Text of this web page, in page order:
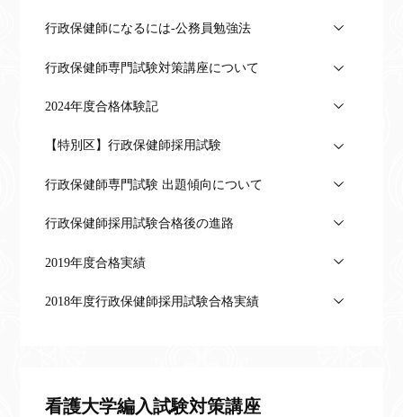
行政保健師になるには-公務員勉強法
行政保健師専門試験対策講座について
2024年度合格体験記
【特別区】行政保健師採用試験
行政保健師専門試験 出題傾向について
行政保健師採用試験合格後の進路
2019年度合格実績
2018年度行政保健師採用試験合格実績
看護大学編入試験対策講座